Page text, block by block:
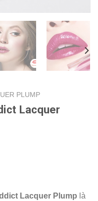
PLUMP
Lacquer
Lacquer Plump là